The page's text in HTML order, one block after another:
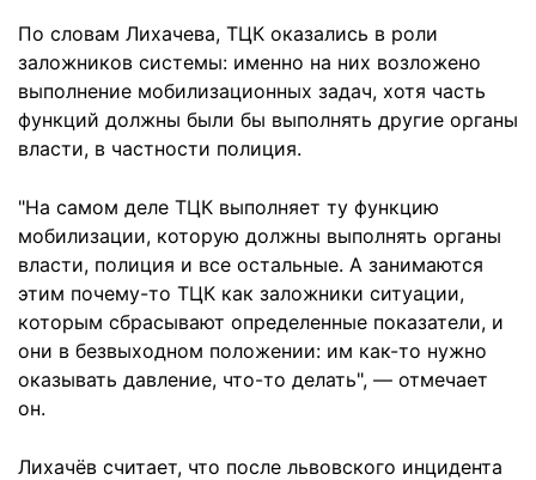
По словам Лихачева, ТЦК оказались в роли
заложников системы: именно на них возложено
выполнение мобилизационных задач, хотя часть
функций должны были бы выполнять другие органы
власти, в частности полиция.
"На самом деле ТЦК выполняет ту функцию
мобилизации, которую должны выполнять органы
власти, полиция и все остальные. А занимаются
этим почему-то ТЦК как заложники ситуации,
которым сбрасывают определенные показатели, и
они в безвыходном положении: им как-то нужно
оказывать давление, что-то делать", — отмечает
он.
Лихачёв считает, что после львовского инцидента